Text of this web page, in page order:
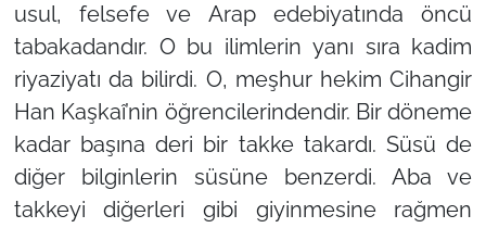
usul, felsefe ve Arap edebiyatında öncü
tabakadandır. O bu ilimlerin yanı sıra kadim
riyaziyatı da bilirdi. O, meşhur hekim Cihangir
Han Kaşkaî’nin öğrencilerindendir. Bir döneme
kadar başına deri bir takke takardı. Süsü de
diğer bilginlerin süsüne benzerdi. Aba ve
takkeyi diğerleri gibi giyinmesine rağmen